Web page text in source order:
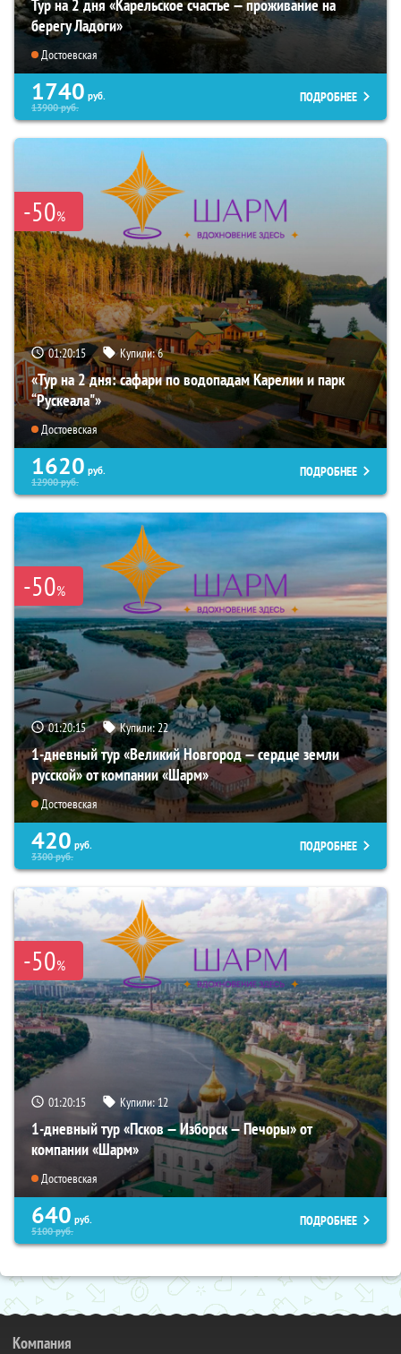
Тур на 2 дня «Карельское счастье — проживание на
берегу Ладоги»
Достоевская
1740 руб.
13900руб.
ПОДРОБНЕЕ
-50%
01:20:14 Купили:6
«Тур на 2 дня: сафари по водопадам Карелии и парк
“Рускеала"»
Достоевская
1620 руб.
12900руб.
ПОДРОБНЕЕ
-50%
01:20:14 Купили:22
1-дневный тур «Великий Новгород — сердце земли
русской» от компании «Шарм»
Достоевская
420 руб.
3300руб.
ПОДРОБНЕЕ
-50%
01:20:14 Купили:12
1-дневный тур «Псков — Изборск — Печоры» от
компании «Шарм»
Достоевская
640 руб.
5100руб.
ПОДРОБНЕЕ
Компания